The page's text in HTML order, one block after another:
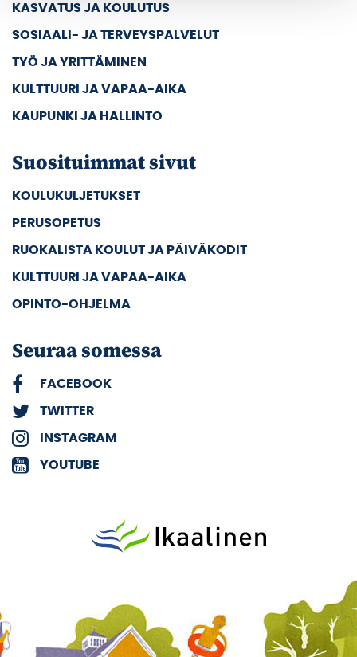
KASVATUS JA KOULUTUS
SOSIAALI- JA TERVEYSPALVELUT
TYÖ JA YRITTÄMINEN
KULTTUURI JA VAPAA-AIKA
KAUPUNKI JA HALLINTO
Suosituimmat sivut
KOULUKULJETUKSET
PERUSOPETUS
RUOKALISTA KOULUT JA PÄIVÄKODIT
KULTTUURI JA VAPAA-AIKA
OPINTO-OHJELMA
Seuraa somessa
FACEBOOK
TWITTER
INSTAGRAM
YOUTUBE